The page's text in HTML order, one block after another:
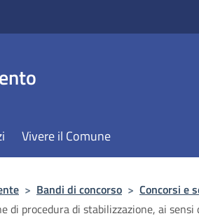
Vivere il Comune
> Bandi di concorso > Concorsi e
procedura di stabilizzazione, ai